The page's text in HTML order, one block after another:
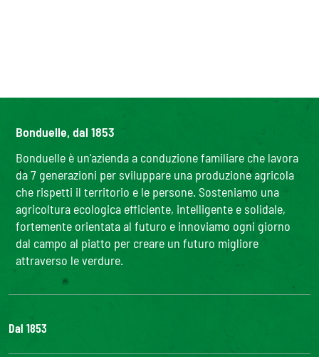
Bonduelle, dal 1853
Bonduelle è un'azienda a conduzione familiare che lavora
da 7 generazioni per sviluppare una produzione agricola
che rispetti il territorio e le persone. Sosteniamo una
agricoltura ecologica efficiente, intelligente e solidale,
fortemente orientata al futuro e innoviamo ogni giorno
dal campo al piatto per creare un futuro migliore
attraverso le verdure.
Dal 1853
Il Gruppo